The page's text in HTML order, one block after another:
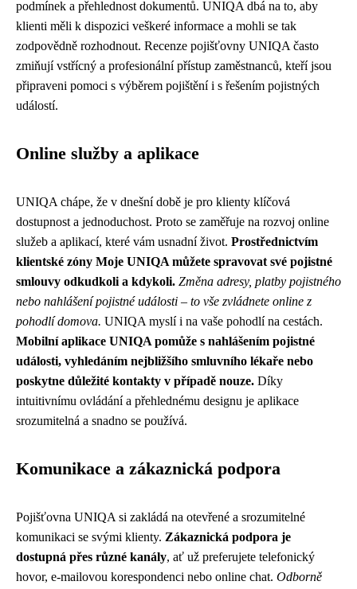
podmínek a přehlednost dokumentů. UNIQA dbá na to, aby
klienti měli k dispozici veškeré informace a mohli se tak
zodpovědně rozhodnout. Recenze pojišťovny UNIQA často
zmiňují vstřícný a profesionální přístup zaměstnanců, kteří jsou
připraveni pomoci s výběrem pojištění i s řešením pojistných
událostí.
Online služby a aplikace
UNIQA chápe, že v dnešní době je pro klienty klíčová
dostupnost a jednoduchost. Proto se zaměřuje na rozvoj online
služeb a aplikací, které vám usnadní život. Prostřednictvím
klientské zóny Moje UNIQA můžete spravovat své pojistné
smlouvy odkudkoli a kdykoli. Změna adresy, platby pojistného
nebo nahlášení pojistné události – to vše zvládnete online z
pohodlí domova. UNIQA myslí i na vaše pohodlí na cestách.
Mobilní aplikace UNIQA pomůže s nahlášením pojistné
události, vyhledáním nejbližšího smluvního lékaře nebo
poskytne důležité kontakty v případě nouze. Díky
intuitivnímu ovládání a přehlednému designu je aplikace
srozumitelná a snadno se používá.
Komunikace a zákaznická podpora
Pojišťovna UNIQA si zakládá na otevřené a srozumitelné
komunikaci se svými klienty. Zákaznická podpora je
dostupná přes různé kanály, ať už preferujete telefonický
hovor, e-mailovou korespondenci nebo online chat. Odborně